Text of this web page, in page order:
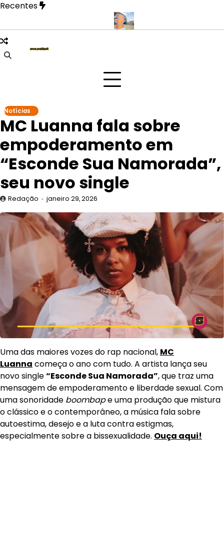
Skip
content
Recentes
mais íntima em novo EP
Notícias
MC Luanna fala sobre
empoderamento em
“Esconde Sua Namorada”,
seu novo single
Redação janeiro 29, 2026
Uma das maiores vozes do rap nacional, MC
Luanna começa o ano com tudo. A artista lança seu
novo single“Esconde Sua Namorada”, que traz uma
mensagem de empoderamento e liberdade sexual. Com
uma sonoridade boombape uma produção que mistura
o clássico e o contemporâneo, a música fala sobre
autoestima, desejo e a luta contra estigmas,
especialmente sobre a bissexualidade. Ouça aqui!